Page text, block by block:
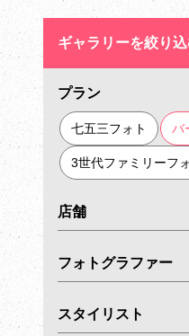
ギャラリーを絞り
プラン
七五三フォト バ
3世代ファミリーフ
店舗
フォトグラファー
スタイリスト